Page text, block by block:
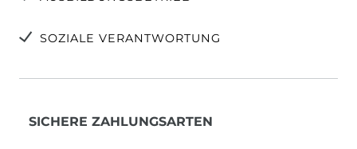
SOZIALE VERANTWORTUNG
SICHERE ZAHLUNGSARTEN